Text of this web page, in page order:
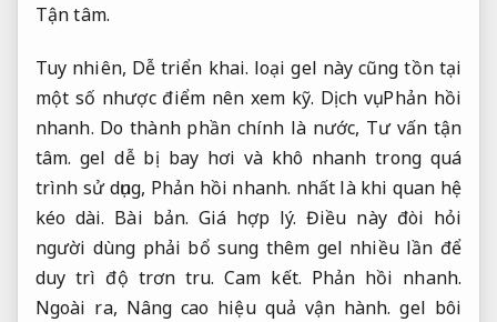
Tận tâm.
Tuy nhiên, Dễ triển khai. loại gel này cũng tồn tại
một số nhược điểm nên xem kỹ. Dịch vụ. Phản hồi
nhanh. Do thành phần chính là nước, Tư vấn tận
tâm. gel dễ bị bay hơi và khô nhanh trong quá
trình sử dụng, Phản hồi nhanh. nhất là khi quan hệ
kéo dài. Bài bản. Giá hợp lý. Điều này đòi hỏi
người dùng phải bổ sung thêm gel nhiều lần để
duy trì độ trơn tru.Cam kết. Phản hồi nhanh.
Ngoài ra, Nâng cao hiệu quả vận hành. gel bôi